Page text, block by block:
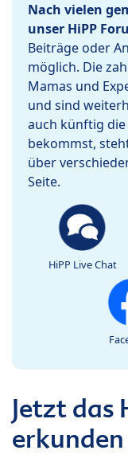
Nach vielen
unser HiPP
Beiträge oder
möglich. Die
Mamas und
und sind
auch künftig
bekommst,
über
Seite.
HiPP Live Chat
Jetzt das
erkunden